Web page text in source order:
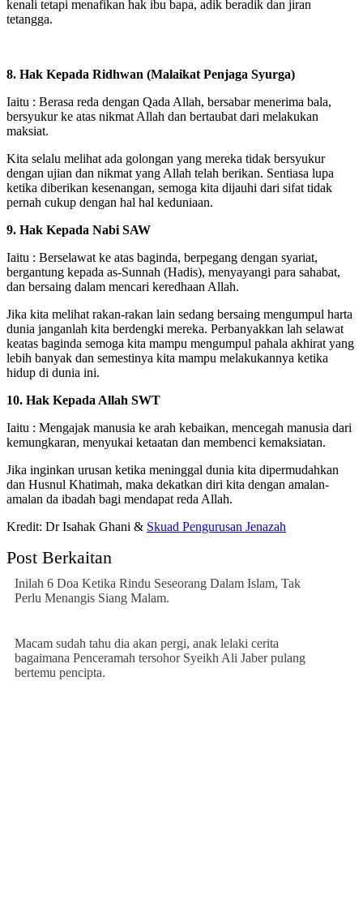
kenali tetapi menafikan hak ibu bapa, adik beradik dan jiran
tetangga.
8. Hak Kepada Ridhwan (Malaikat Penjaga Syurga)
Iaitu : Berasa reda dengan Qada Allah, bersabar menerima bala,
bersyukur ke atas nikmat Allah dan bertaubat dari melakukan
maksiat.
Kita selalu melihat ada golongan yang mereka tidak bersyukur
dengan ujian dan nikmat yang Allah telah berikan. Sentiasa lupa
ketika diberikan kesenangan, semoga kita dijauhi dari sifat tidak
pernah cukup dengan hal hal keduniaan.
9. Hak Kepada Nabi SAW
Iaitu : Berselawat ke atas baginda, berpegang dengan syariat,
bergantung kepada as-Sunnah (Hadis), menyayangi para sahabat,
dan bersaing dalam mencari keredhaan Allah.
Jika kita melihat rakan-rakan lain sedang bersaing mengumpul harta
dunia janganlah kita berdengki mereka. Perbanyakkan lah selawat
keatas baginda semoga kita mampu mengumpul pahala akhirat yang
lebih banyak dan semestinya kita mampu melakukannya ketika
hidup di dunia ini.
10. Hak Kepada Allah SWT
Iaitu : Mengajak manusia ke arah kebaikan, mencegah manusia dari
kemungkaran, menyukai ketaatan dan membenci kemaksiatan.
Jika inginkan urusan ketika meninggal dunia kita dipermudahkan
dan Husnul Khatimah, maka dekatkan diri kita dengan amalan-
amalan da ibadah bagi mendapat reda Allah.
Kredit: Dr Isahak Ghani & Skuad Pengurusan Jenazah
Post Berkaitan
Inilah 6 Doa Ketika Rindu Seseorang Dalam Islam, Tak
Perlu Menangis Siang Malam.
Macam sudah tahu dia akan pergi, anak lelaki cerita
bagaimana Penceramah tersohor Syeikh Ali Jaber pulang
bertemu pencipta.